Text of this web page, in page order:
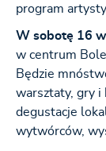
program
W sobotę 16
w centrum
Będzie
warsztaty, gry i
degustacje
wytwórców,